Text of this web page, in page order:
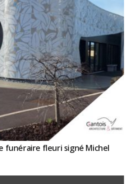
funéraire fleuri signé Michel